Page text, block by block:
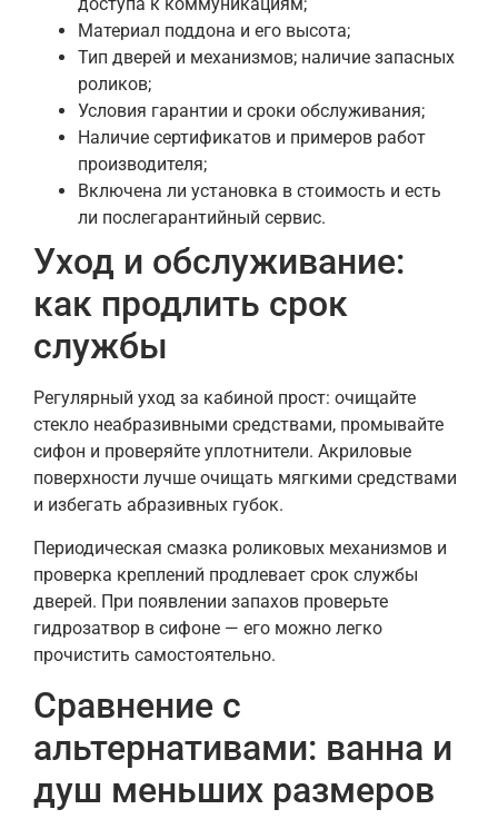
Материал поддона и его высота;
Тип дверей и механизмов; наличие запасных
роликов;
Условия гарантии и сроки обслуживания;
Наличие сертификатов и примеров работ
производителя;
Включена ли установка в стоимость и есть
ли послегарантийный сервис.
Уход и обслуживание:
как продлить срок
службы
Регулярный уход за кабиной прост: очищайте
стекло неабразивными средствами, промывайте
сифон и проверяйте уплотнители. Акриловые
поверхности лучше очищать мягкими средствами
и избегать абразивных губок.
Периодическая смазка роликовых механизмов и
проверка креплений продлевает срок службы
дверей. При появлении запахов проверьте
гидрозатвор в сифоне — его можно легко
прочистить самостоятельно.
Сравнение с
альтернативами: ванна и
душ меньших размеров